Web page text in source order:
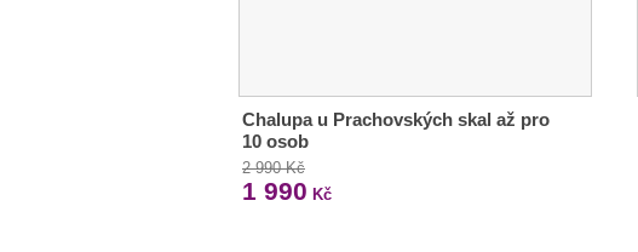
Chalupa u Prachovských skal až pro
10 osob
2 990 Kč
1 990 Kč